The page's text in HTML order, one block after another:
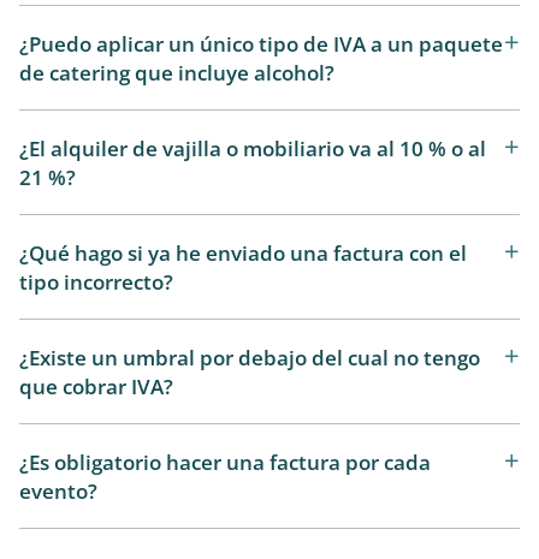
¿Puedo aplicar un único tipo de IVA a un paquete
de catering que incluye alcohol?
¿El alquiler de vajilla o mobiliario va al 10 % o al
21 %?
¿Qué hago si ya he enviado una factura con el
tipo incorrecto?
¿Existe un umbral por debajo del cual no tengo
que cobrar IVA?
¿Es obligatorio hacer una factura por cada
evento?